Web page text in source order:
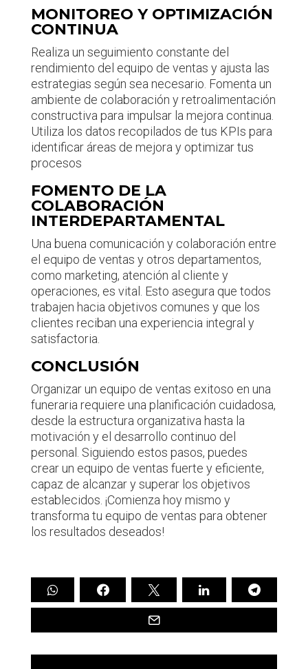
MONITOREO Y OPTIMIZACIÓN
CONTINUA
Realiza un seguimiento constante del
rendimiento del equipo de ventas y ajusta las
estrategias según sea necesario. Fomenta un
ambiente de colaboración y retroalimentación
constructiva para impulsar la mejora continua.
Utiliza los datos recopilados de tus KPIs para
identificar áreas de mejora y optimizar tus
procesos
FOMENTO DE LA
COLABORACIÓN
INTERDEPARTAMENTAL
Una buena comunicación y colaboración entre
el equipo de ventas y otros departamentos,
como marketing, atención al cliente y
operaciones, es vital. Esto asegura que todos
trabajen hacia objetivos comunes y que los
clientes reciban una experiencia integral y
satisfactoria.
CONCLUSIÓN
Organizar un equipo de ventas exitoso en una
funeraria requiere una planificación cuidadosa,
desde la estructura organizativa hasta la
motivación y el desarrollo continuo del
personal. Siguiendo estos pasos, puedes
crear un equipo de ventas fuerte y eficiente,
capaz de alcanzar y superar los objetivos
establecidos. ¡Comienza hoy mismo y
transforma tu equipo de ventas para obtener
los resultados deseados!